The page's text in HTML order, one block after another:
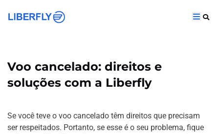
Voo cancelado: direitos e
soluções com a Liberfly
Se você teve o voo cancelado têm direitos que precisam
ser respeitados. Portanto, se esse é o seu problema, fique